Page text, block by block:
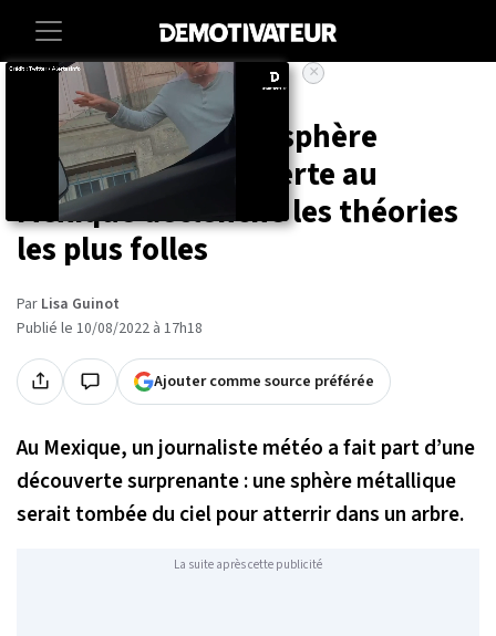
Sciences
Cette mystérieuse sphère
métallique découverte au
Mexique déclenche les théories
les plus folles
Par Lisa Guinot
Publié le 10/08/2022 à 17h18
Ajouter comme source préférée
Au Mexique, un journaliste météo a fait part d’une
découverte surprenante : une sphère métallique
serait tombée du ciel pour atterrir dans un arbre.
La suite après cette publicité
×